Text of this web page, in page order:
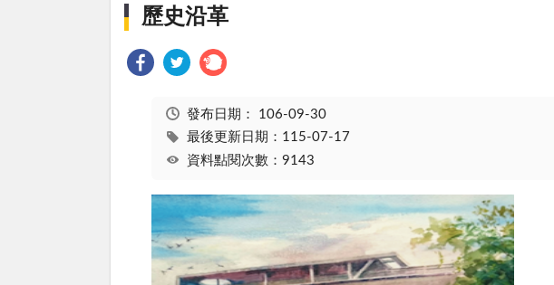
歷史沿革
發布日期： 106-09-30
最後更新日期：115-07-17
資料點閱次數：9143